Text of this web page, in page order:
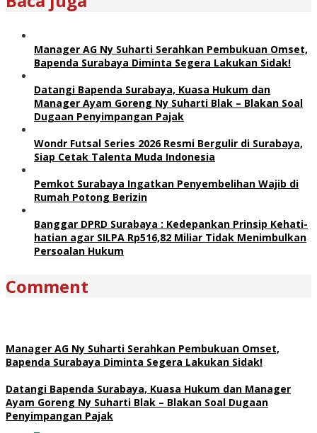
Manager AG Ny Suharti Serahkan Pembukuan Omset,
Bapenda Surabaya Diminta Segera Lakukan Sidak!
Datangi Bapenda Surabaya, Kuasa Hukum dan
Manager Ayam Goreng Ny Suharti Blak – Blakan Soal
Dugaan Penyimpangan Pajak
Wondr Futsal Series 2026 Resmi Bergulir di Surabaya,
Siap Cetak Talenta Muda Indonesia
Pemkot Surabaya Ingatkan Penyembelihan Wajib di
Rumah Potong Berizin
Banggar DPRD Surabaya : Kedepankan Prinsip Kehati-
hatian agar SILPA Rp516,82 Miliar Tidak Menimbulkan
Persoalan Hukum
Comment
Manager AG Ny Suharti Serahkan Pembukuan Omset,
Bapenda Surabaya Diminta Segera Lakukan Sidak!
Datangi Bapenda Surabaya, Kuasa Hukum dan Manager
Ayam Goreng Ny Suharti Blak – Blakan Soal Dugaan
Penyimpangan Pajak